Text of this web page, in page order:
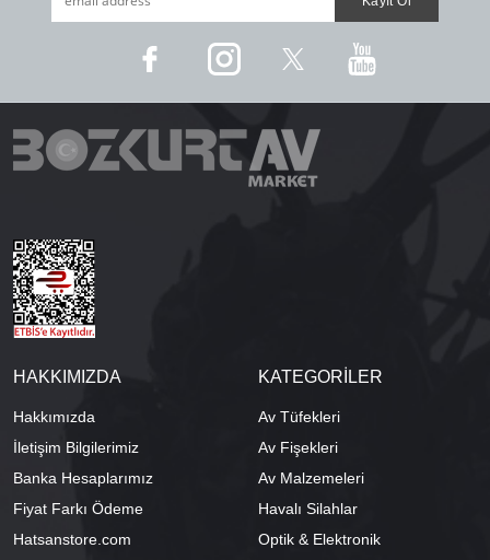
HAKKIMIZDA
Hakkımızda
İletişim Bilgilerimiz
Banka Hesaplarımız
Fiyat Farkı Ödeme
Hatsanstore.com
KATEGORİLER
Av Tüfekleri
Av Fişekleri
Av Malzemeleri
Havalı Silahlar
Optik & Elektronik